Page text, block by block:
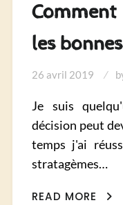
les
26 avril 2019
Je suis
décision peut
temps j'ai
stratagèmes…
READ MORE